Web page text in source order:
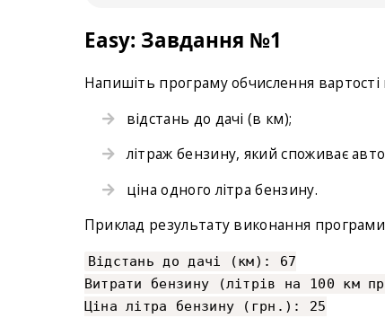
Easy: Завдання №1
Напишіть програму обчислення вартості
відстань до дачі (в км);
літраж бензину, який споживає
ціна одного літра бензину.
Приклад результату виконання
Відстань до дачі (км): 67
Витрати бензину (літрів на 100 км
Ціна літра бензину (грн.): 25